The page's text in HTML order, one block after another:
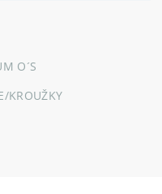
O´S
KROUŽKY